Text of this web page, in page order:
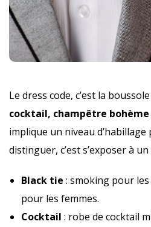
Le dress code, c’est la
cocktail, champêtre bohème
implique un niveau d’habillage
distinguer, c’est s’exposer à
Black tie : smoking pour
pour les femmes.
Cocktail : robe de cocktail